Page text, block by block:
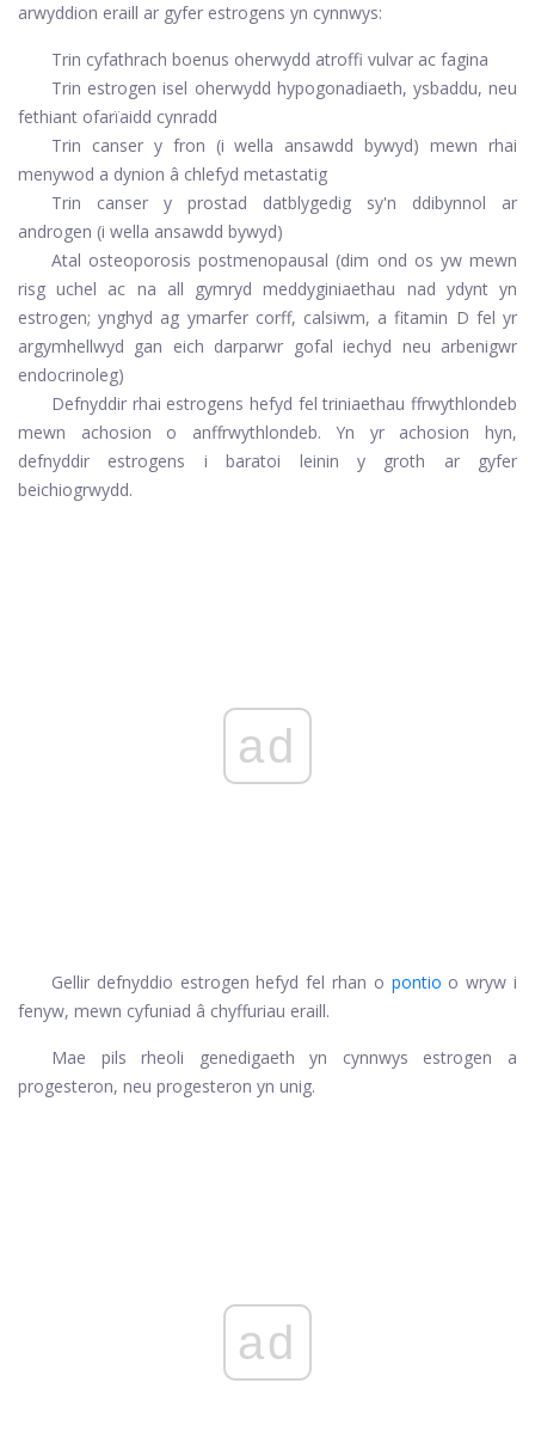
arwyddion eraill ar gyfer estrogens yn cynnwys:
Trin cyfathrach boenus oherwydd atroffi vulvar ac fagina
Trin estrogen isel oherwydd hypogonadiaeth, ysbaddu, neu
fethiant ofarïaidd cynradd
Trin canser y fron (i wella ansawdd bywyd) mewn rhai
menywod a dynion â chlefyd metastatig
Trin canser y prostad datblygedig sy'n ddibynnol ar
androgen (i wella ansawdd bywyd)
Atal osteoporosis postmenopausal (dim ond os yw mewn
risg uchel ac na all gymryd meddyginiaethau nad ydynt yn
estrogen; ynghyd ag ymarfer corff, calsiwm, a fitamin D fel yr
argymhellwyd gan eich darparwr gofal iechyd neu arbenigwr
endocrinoleg)
Defnyddir rhai estrogens hefyd fel triniaethau ffrwythlondeb
mewn achosion o anffrwythlondeb. Yn yr achosion hyn,
defnyddir estrogens i baratoi leinin y groth ar gyfer
beichiogrwydd.
ad
Gellir defnyddio estrogen hefyd fel rhan o pontio o wryw i
fenyw, mewn cyfuniad â chyffuriau eraill.
Mae pils rheoli genedigaeth yn cynnwys estrogen a
progesteron, neu progesteron yn unig.
ad